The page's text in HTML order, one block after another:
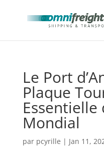
Le Port
Plaque
Mondial
par pcyrille | Jan 11,